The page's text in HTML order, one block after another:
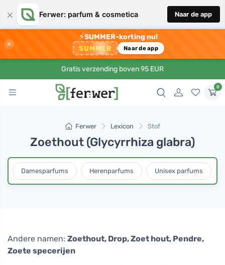
× Ferwer: parfum & cosmetica Naar de app
×
⚡SUMMER-korting nu!
SUMMER Naar de app
Gratis verzending boven 95 EUR
0
Ferwer Lexicon Stof
Zoethout (Glycyrrhiza glabra)
Damesparfums Herenparfums Unisex parfums
Andere namen: Zoethout, Drop, Zoet hout, Pendre,
Zoete specerijen